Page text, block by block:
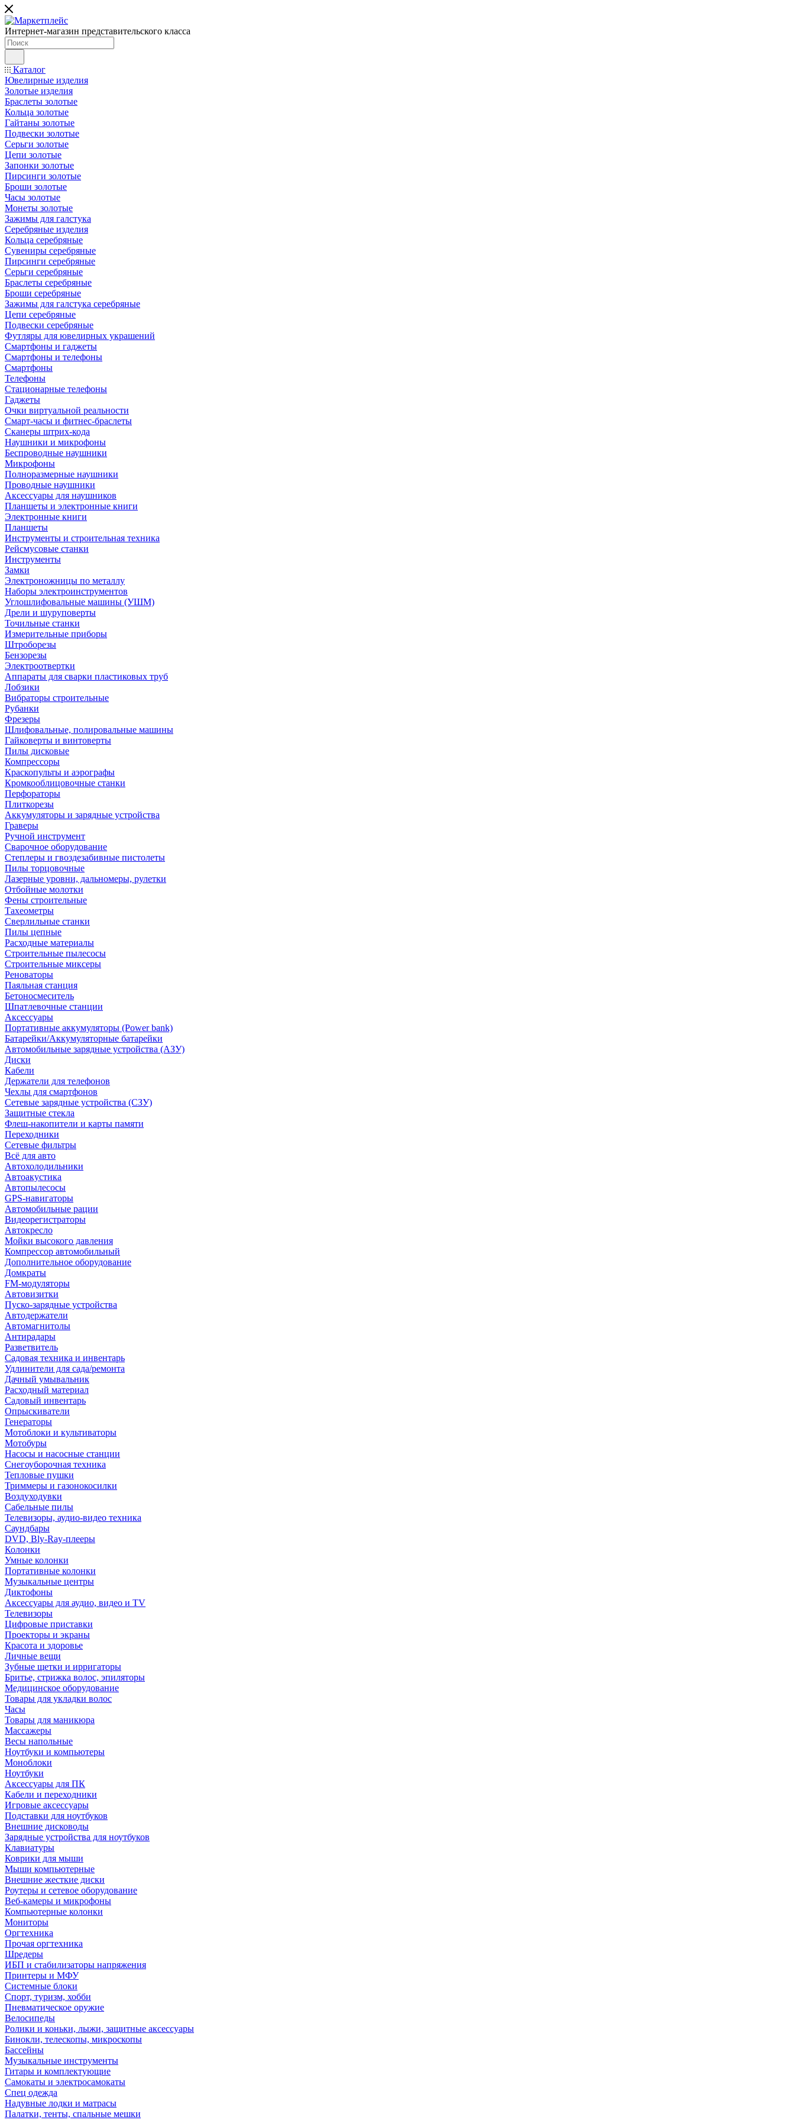
Интернет-магазин представительского класса
Каталог
Ювелирные изделия
Золотые изделия
Браслеты золотые
Кольца золотые
Гайтаны золотые
Подвески золотые
Серьги золотые
Цепи золотые
Запонки золотые
Пирсинги золотые
Броши золотые
Часы золотые
Монеты золотые
Зажимы для галстука
Серебряные изделия
Кольца серебряные
Сувениры серебряные
Пирсинги серебряные
Серьги серебряные
Браслеты серебряные
Броши серебряные
Зажимы для галстука серебряные
Цепи серебряные
Подвески серебряные
Футляры для ювелирных украшений
Смартфоны и гаджеты
Смартфоны и телефоны
Смартфоны
Телефоны
Стационарные телефоны
Гаджеты
Очки виртуальной реальности
Смарт-часы и фитнес-браслеты
Сканеры штрих-кода
Наушники и микрофоны
Беспроводные наушники
Микрофоны
Полноразмерные наушники
Проводные наушники
Аксессуары для наушников
Планшеты и электронные книги
Электронные книги
Планшеты
Инструменты и строительная техника
Рейсмусовые станки
Инструменты
Замки
Электроножницы по металлу
Наборы электроинструментов
Углошлифовальные машины (УШМ)
Дрели и шуруповерты
Точильные станки
Измерительные приборы
Штроборезы
Бензорезы
Электроотвертки
Аппараты для сварки пластиковых труб
Лобзики
Вибраторы строительные
Рубанки
Фрезеры
Шлифовальные, полировальные машины
Гайковерты и винтоверты
Пилы дисковые
Компрессоры
Краскопульты и аэрографы
Кромкооблицовочные станки
Перфораторы
Плиткорезы
Аккумуляторы и зарядные устройства
Граверы
Ручной инструмент
Сварочное оборудование
Степлеры и гвоздезабивные пистолеты
Пилы торцовочные
Лазерные уровни, дальномеры, рулетки
Отбойные молотки
Фены строительные
Тахеометры
Сверлильные станки
Пилы цепные
Расходные материалы
Строительные пылесосы
Строительные миксеры
Реноваторы
Паяльная станция
Бетоносмеситель
Шпатлевочные станции
Аксессуары
Портативные аккумуляторы (Power bank)
Батарейки/Аккумуляторные батарейки
Автомобильные зарядные устройства (АЗУ)
Диски
Кабели
Держатели для телефонов
Чехлы для смартфонов
Сетевые зарядные устройства (СЗУ)
Защитные стекла
Флеш-накопители и карты памяти
Переходники
Сетевые фильтры
Всё для авто
Автохолодильники
Автоакустика
Автопылесосы
GPS-навигаторы
Автомобильные рации
Видеорегистраторы
Автокресло
Мойки высокого давления
Компрессор автомобильный
Дополнительное оборудование
Домкраты
FM-модуляторы
Автовизитки
Пуско-зарядные устройства
Автодержатели
Автомагнитолы
Антирадары
Разветвитель
Садовая техника и инвентарь
Удлинители для сада/ремонта
Дачный умывальник
Расходный материал
Садовый инвентарь
Опрыскиватели
Генераторы
Мотоблоки и культиваторы
Мотобуры
Насосы и насосные станции
Снегоуборочная техника
Тепловые пушки
Триммеры и газонокосилки
Воздуходувки
Сабельные пилы
Телевизоры, аудио-видео техника
Саундбары
DVD, Bly-Ray-плееры
Колонки
Умные колонки
Портативные колонки
Музыкальные центры
Диктофоны
Аксессуары для аудио, видео и TV
Телевизоры
Цифровые приставки
Проекторы и экраны
Красота и здоровье
Личные вещи
Зубные щетки и ирригаторы
Бритье, стрижка волос, эпиляторы
Медицинское оборудование
Товары для укладки волос
Часы
Товары для маникюра
Массажеры
Весы напольные
Ноутбуки и компьютеры
Моноблоки
Ноутбуки
Аксессуары для ПК
Кабели и переходники
Игровые аксессуары
Подставки для ноутбуков
Внешние дисководы
Зарядные устройства для ноутбуков
Клавиатуры
Коврики для мыши
Мыши компьютерные
Внешние жесткие диски
Роутеры и сетевое оборудование
Веб-камеры и микрофоны
Компьютерные колонки
Мониторы
Оргтехника
Прочая оргтехника
Шредеры
ИБП и стабилизаторы напряжения
Принтеры и МФУ
Системные блоки
Спорт, туризм, хобби
Пневматическое оружие
Велосипеды
Ролики и коньки, лыжи, защитные аксессуары
Бинокли, телескопы, микроскопы
Бассейны
Музыкальные инструменты
Гитары и комплектующие
Самокаты и электросамокаты
Спец одежда
Надувные лодки и матрасы
Палатки, тенты, спальные мешки